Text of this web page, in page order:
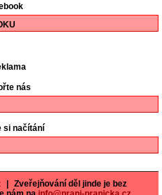
nás
si načítání
Zveřejňování děl jinde je bez